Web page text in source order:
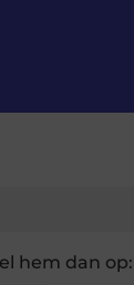
hem dan op: